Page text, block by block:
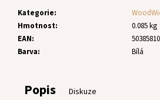
Kategorie:
Hmotnost:
0.085 kg
EAN:
Barva: Bílá
Popis Diskuze